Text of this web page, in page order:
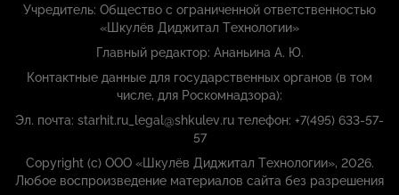
Учредитель: Общество с ограниченной ответственностью
«Шкулёв Диджитал Технологии»
Главный редактор: Ананьина А. Ю.
Контактные данные для государственных органов (в том
числе, для Роскомнадзора):
Эл. почта: starhit.ru_legal@shkulev.ru телефон: +7(495) 633-57-
57
Copyright (с) ООО «Шкулёв Диджитал Технологии», 2026.
Любое воспроизведение материалов сайта без разрешения